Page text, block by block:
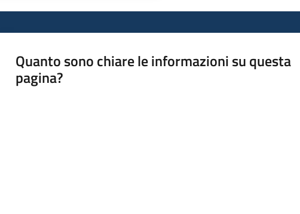
Quanto sono chiare le informazioni su questa
pagina?